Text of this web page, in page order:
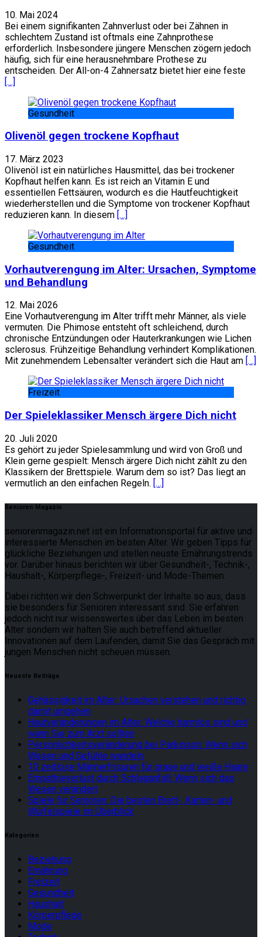
10. Mai 2024
Bei einem signifikanten Zahnverlust oder bei Zähnen in
schlechtem Zustand ist oftmals eine Zahnprothese
erforderlich. Insbesondere jüngere Menschen zögern jedoch
häufig, sich für eine herausnehmbare Prothese zu
entscheiden. Der All-on-4 Zahnersatz bietet hier eine feste
[…]
Gesundheit
Olivenöl gegen trockene Kopfhaut
17. März 2023
Olivenöl ist ein natürliches Hausmittel, das bei trockener
Kopfhaut helfen kann. Es ist reich an Vitamin E und
essentiellen Fettsäuren, wodurch es die Hautfeuchtigkeit
wiederherstellen und die Symptome von trockener Kopfhaut
reduzieren kann. In diesem […]
Gesundheit
Vorhautverengung im Alter: Ursachen, Symptome
und Behandlung
12. Mai 2026
Eine Vorhautverengung im Alter trifft mehr Männer, als viele
vermuten. Die Phimose entsteht oft schleichend, durch
chronische Entzündungen oder Hauterkrankungen wie Lichen
sclerosus. Frühzeitige Behandlung verhindert Komplikationen.
Mit zunehmendem Lebensalter verändert sich die Haut am […]
Freizeit
Der Spieleklassiker Mensch ärgere Dich nicht
20. Juli 2020
Es gehört zu jeder Spielesammlung und wird von Groß und
Klein gerne gespielt: Mensch ärgere Dich nicht zählt zu den
Klassikern der Brettspiele. Warum dem so ist? Das liegt an
vermutlich an den einfachen Regeln. […]
Senioren Magazin
seniorenmagazin.net ist ein Informationsportal für aktive und
interessierte Menschen im besten Alter. Wir geben Tipps für
glückliche Beziehungen und stellen neuste Ernährungstrends
vor. Darüber hinaus berichten wir über Gesundheit-, Technik-,
Haushalt-, Körperpflege-, Freizeit- und Mode-Themen.
Dabei richten wir den Schwerpunkt der Inhalte so aus, dass
sie besonders für Senioren interessant sind. Sie erfahren
jedoch nicht nur wissenswertes über das Leben im besten
Alter sondern wir halten Sie auch betreffend aktueller
Innovationen auf dem Laufenden, damit Sie das Gespräch mit
jungen Menschen nicht scheuen müssen.
Neueste Beiträge
Gehässigkeit im Alter: Ursachen verstehen und richtig
damit umgehen
Hautveränderungen im Alter: Welche harmlos sind und
wann Sie zum Arzt sollten
Persönlichkeitsveränderung bei Parkinson: Wenn sich
Wesen und Gefühle wandeln
10 zeitlose Männerfrisuren für graue und weiße Haare
Empathieverlust durch Schlaganfall: Wenn sich das
Wesen verändert
Spiele für Senioren: Die besten Brett-, Karten- und
Würfelspiele im Überblick
Kategorien
Beziehung
Ernährung
Freizeit
Gesundheit
Haushalt
Körperpflege
Mode